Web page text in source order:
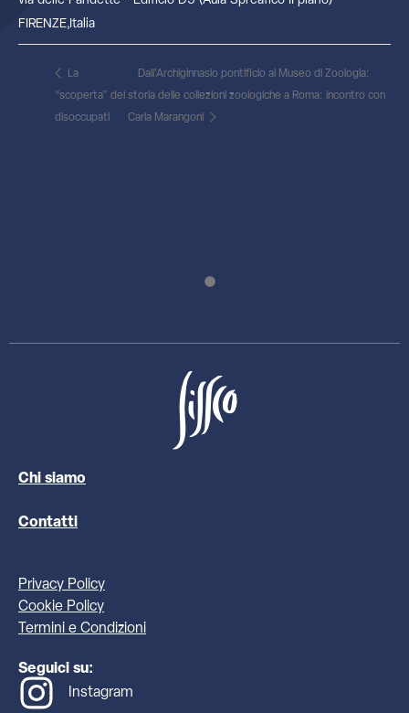
FIRENZE,Italia
La
“scoperta” dei
disoccupati
Dall’Archiginnasio pontificio al Museo di Zoologia:
storia delle collezioni zoologiche a Roma: incontro con
Carla Marangoni
Chi siamo
Contatti
Privacy Policy
Cookie Policy
Termini e Condizioni
Seguici su:
Instagram